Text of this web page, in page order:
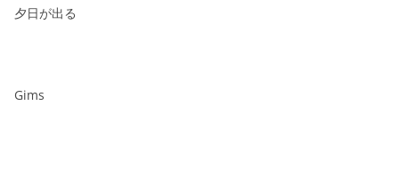
夕日が出る
Gims